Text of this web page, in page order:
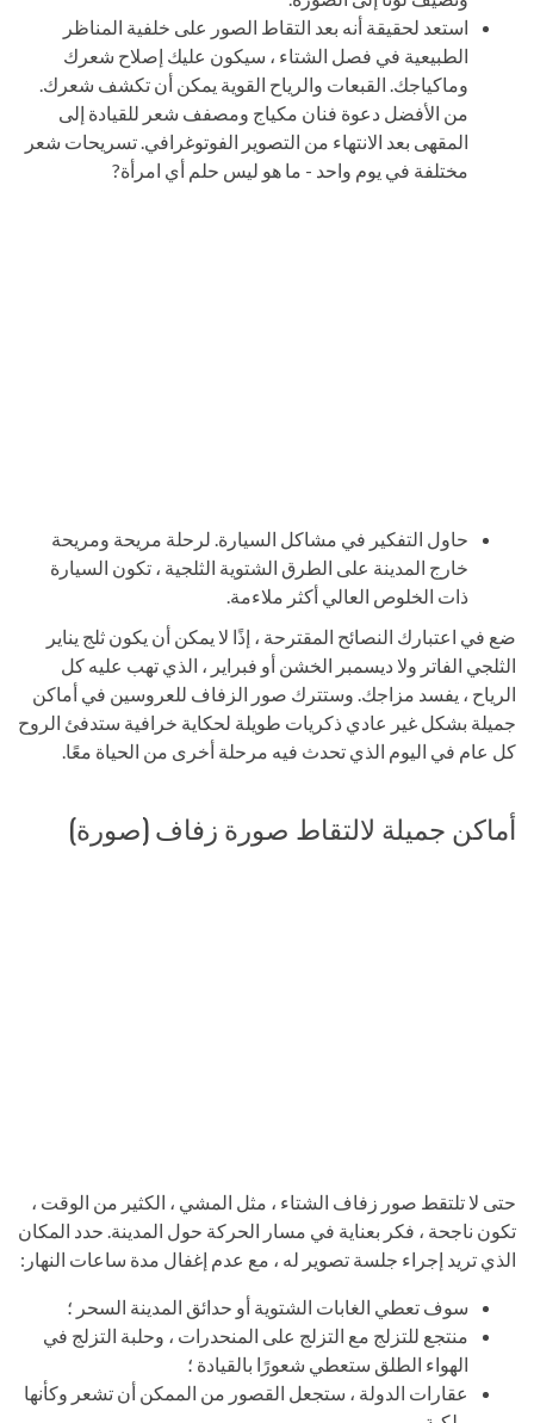
استعد لحقيقة أنه بعد التقاط الصور على خلفية المناظر
الطبيعية في فصل الشتاء ، سيكون عليك إصلاح شعرك
وماكياجك. القبعات والرياح القوية يمكن أن تكشف شعرك.
من الأفضل دعوة فنان مكياج ومصفف شعر للقيادة إلى
المقهى بعد الانتهاء من التصوير الفوتوغرافي. تسريحات شعر
مختلفة في يوم واحد - ما هو ليس حلم أي امرأة?
حاول التفكير في مشاكل السيارة. لرحلة مريحة ومريحة
خارج المدينة على الطرق الشتوية الثلجية ، تكون السيارة
ذات الخلوص العالي أكثر ملاءمة.
ضع في اعتبارك النصائح المقترحة ، إذًا لا يمكن أن يكون ثلج يناير
الثلجي الفاتر ولا ديسمبر الخشن أو فبراير ، الذي تهب عليه كل
الرياح ، يفسد مزاجك. وستترك صور الزفاف للعروسين في أماكن
جميلة بشكل غير عادي ذكريات طويلة لحكاية خرافية ستدفئ الروح
كل عام في اليوم الذي تحدث فيه مرحلة أخرى من الحياة معًا.
أماكن جميلة لالتقاط صورة زفاف (صورة)
حتى لا تلتقط صور زفاف الشتاء ، مثل المشي ، الكثير من الوقت ،
تكون ناجحة ، فكر بعناية في مسار الحركة حول المدينة. حدد المكان
الذي تريد إجراء جلسة تصوير له ، مع عدم إغفال مدة ساعات النهار:
سوف تعطي الغابات الشتوية أو حدائق المدينة السحر ؛
منتجع للتزلج مع التزلج على المنحدرات ، وحلبة التزلج في
الهواء الطلق ستعطي شعورًا بالقيادة ؛
عقارات الدولة ، ستجعل القصور من الممكن أن تشعر وكأنها